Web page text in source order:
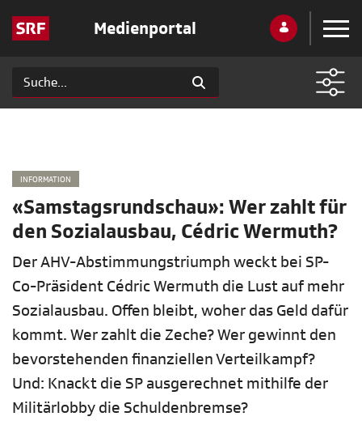
Medienportal
INFORMATION
«Samstagsrundschau»: Wer zahlt für
den Sozialausbau, Cédric Wermuth?
Der AHV-Abstimmungstriumph weckt bei SP-
Co-Präsident Cédric Wermuth die Lust auf mehr
Sozialausbau. Offen bleibt, woher das Geld dafür
kommt. Wer zahlt die Zeche? Wer gewinnt den
bevorstehenden finanziellen Verteilkampf?
Und: Knackt die SP ausgerechnet mithilfe der
Militärlobby die Schuldenbremse?